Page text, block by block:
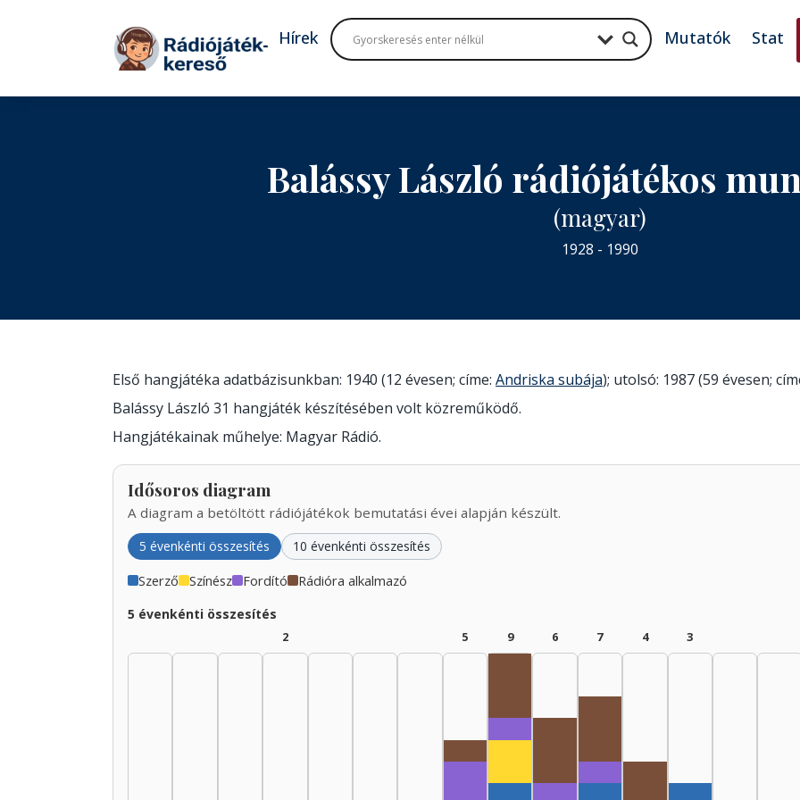
Tovább a tartalomhoz
Hírek Mutatók Stat
Balássy László rádiójátékos
(magyar)
1928 - 1990
Első hangjátéka adatbázisunkban: 1940 (12 évesen; címe: Andriska subája); utolsó: 1987 (59 évesen;
Balássy László 31 hangjáték készítésében volt közreműködő.
Hangjátékainak műhelye: Magyar Rádió.
Idősoros diagram
A diagram a betöltött rádiójátékok bemutatási évei alapján készült.
5 évenkénti összesítés 10 évenkénti összesítés
Szerző Színész Fordító Rádióra alkalmazó
5 évenkénti összesítés
2 5
Rádióra alkalmazó, 1960–1964: 1
9
Fordító, 1965–1969: 1
Rádióra alkalmazó, 1965–1969: 3
6
Rádióra alkalmazó, 1970–1974: 3
7
Fordító, 1975–1979: 1
4 3